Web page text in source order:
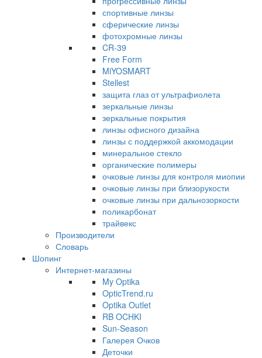
спортивные линзы
сферические линзы
фотохромные линзы
CR-39
Free Form
MiYOSMART
Stellest
защита глаз от ультрафиолета
зеркальные линзы
зеркальные покрытия
линзы офисного дизайна
линзы с поддержкой аккомодации
минеральное стекло
органические полимеры
очковые линзы для контроля миопии
очковые линзы при близорукости
очковые линзы при дальнозоркости
поликарбонат
трайвекс
Производители
Словарь
Шопинг
Интернет-магазины
My Optika
OpticTrend.ru
Optika Outlet
RB OCHKI
Sun-Season
Галерея Очков
Деточки